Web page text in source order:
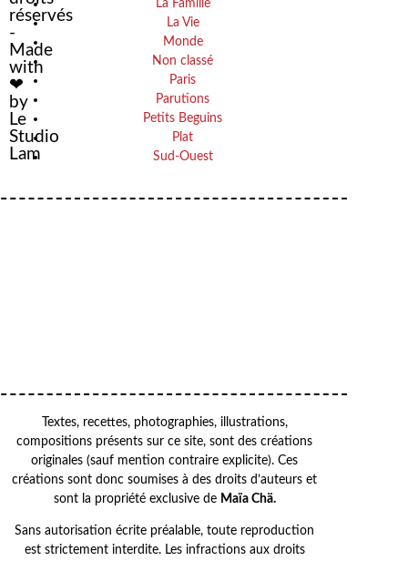
La Famille
La Vie
Monde
Non classé
Paris
Parutions
Petits Beguins
Plat
Sud-Ouest
Textes, recettes, photographies, illustrations,
compositions présents sur ce site, sont des créations
originales (sauf mention contraire explicite). Ces
créations sont donc soumises à des droits d’auteurs et
sont la propriété exclusive de Maïa Chä.
Sans autorisation écrite préalable, toute reproduction
est strictement interdite. Les infractions aux droits
réservés
-
Made
with
❤
by
Le
Studio
Lam